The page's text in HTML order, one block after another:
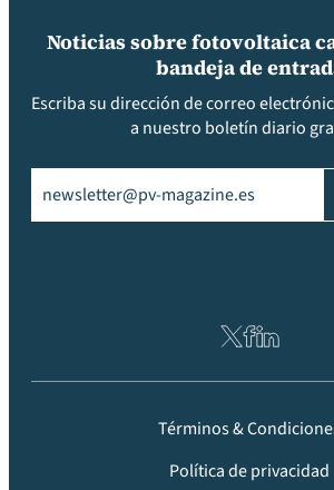
Noticias sobre fotovoltaica
bandeja de
Escriba su dirección de correo
a nuestro boletín diario
Términos &
Política de privacidad